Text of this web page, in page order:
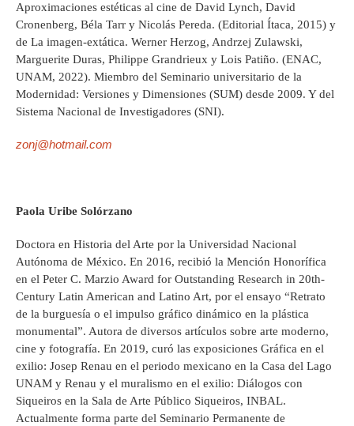
Aproximaciones estéticas al cine de David Lynch, David
Cronenberg, Béla Tarr y Nicolás Pereda. (Editorial Ítaca, 2015) y
de La imagen-extática. Werner Herzog, Andrzej Zulawski,
Marguerite Duras, Philippe Grandrieux y Lois Patiño. (ENAC,
UNAM, 2022). Miembro del Seminario universitario de la
Modernidad: Versiones y Dimensiones (SUM) desde 2009. Y del
Sistema Nacional de Investigadores (SNI).
zonj@hotmail.com
Paola Uribe Solórzano
Doctora en Historia del Arte por la Universidad Nacional
Autónoma de México. En 2016, recibió la Mención Honorífica
en el Peter C. Marzio Award for Outstanding Research in 20th-
Century Latin American and Latino Art, por el ensayo “Retrato
de la burguesía o el impulso gráfico dinámico en la plástica
monumental”. Autora de diversos artículos sobre arte moderno,
cine y fotografía. En 2019, curó las exposiciones Gráfica en el
exilio: Josep Renau en el periodo mexicano en la Casa del Lago
UNAM y Renau y el muralismo en el exilio: Diálogos con
Siqueiros en la Sala de Arte Público Siqueiros, INBAL.
Actualmente forma parte del Seminario Permanente de